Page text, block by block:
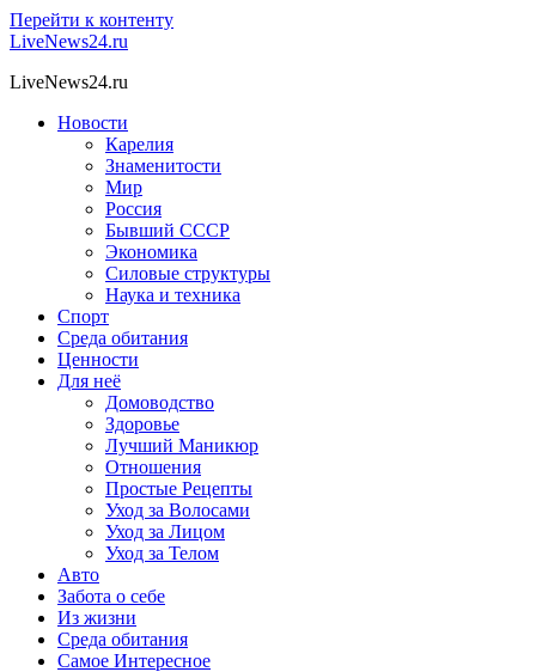
Перейти к контенту
LiveNews24.ru
LiveNews24.ru
Новости
Карелия
Знаменитости
Мир
Россия
Бывший СССР
Экономика
Силовые структуры
Наука и техника
Спорт
Среда обитания
Ценности
Для неё
Домоводство
Здоровье
Лучший Маникюр
Отношения
Простые Рецепты
Уход за Волосами
Уход за Лицом
Уход за Телом
Авто
Забота о себе
Из жизни
Среда обитания
Самое Интересное